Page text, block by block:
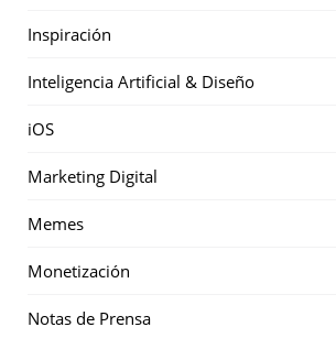
Inspiración
Inteligencia Artificial & Diseño
iOS
Marketing Digital
Memes
Monetización
Notas de Prensa